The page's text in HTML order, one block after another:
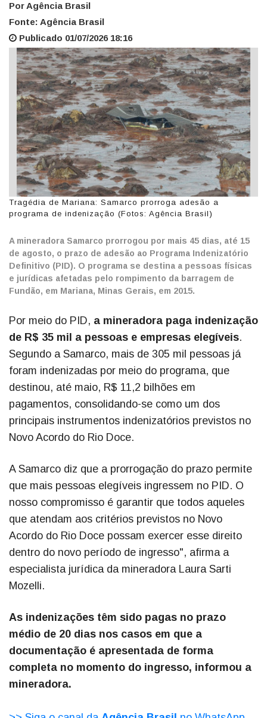
Por Agência Brasil
Fonte: Agência Brasil
Publicado 01/07/2026 18:16
Tragédia de Mariana: Samarco prorroga adesão a
programa de indenização (Fotos: Agência Brasil)
A mineradora Samarco prorrogou por mais 45 dias, até 15
de agosto, o prazo de adesão ao Programa Indenizatório
Definitivo (PID). O programa se destina a pessoas físicas
e jurídicas afetadas pelo rompimento da barragem de
Fundão, em Mariana, Minas Gerais, em 2015.
Por meio do PID, a mineradora paga indenização
de R$ 35 mil a pessoas e empresas elegíveis.
Segundo a Samarco, mais de 305 mil pessoas já
foram indenizadas por meio do programa, que
destinou, até maio, R$ 11,2 bilhões em
pagamentos, consolidando-se como um dos
principais instrumentos indenizatórios previstos no
Novo Acordo do Rio Doce.
A Samarco diz que a prorrogação do prazo permite
que mais pessoas elegíveis ingressem no PID. O
nosso compromisso é garantir que todos aqueles
que atendam aos critérios previstos no Novo
Acordo do Rio Doce possam exercer esse direito
dentro do novo período de ingresso", afirma a
especialista jurídica da mineradora Laura Sarti
Mozelli.
As indenizações têm sido pagas no prazo
médio de 20 dias nos casos em que a
documentação é apresentada de forma
completa no momento do ingresso, informou a
mineradora.